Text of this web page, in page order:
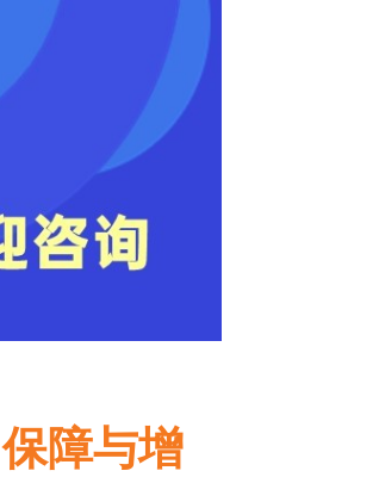
障与增